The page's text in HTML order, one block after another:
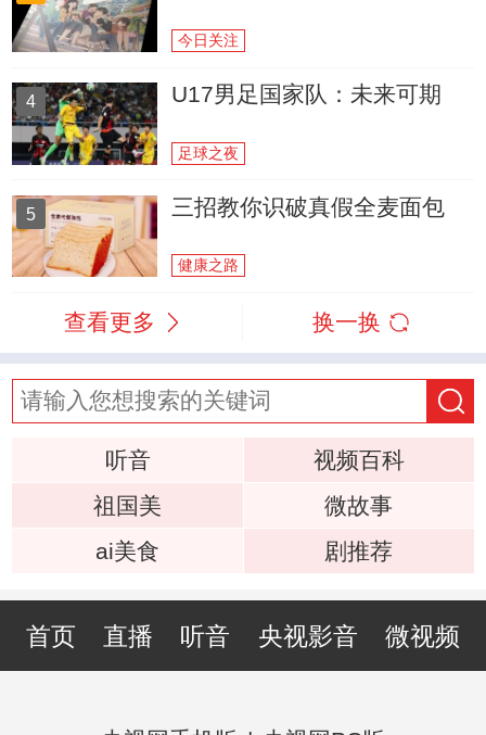
今日关注
4 U17男足国家队：未来可期
足球之夜
5 三招教你识破真假全麦面包
健康之路
查看更多 换一换
听音
视频百科
祖国美
微故事
ai美食
剧推荐
首页 直播 听音 央视影音 微视频